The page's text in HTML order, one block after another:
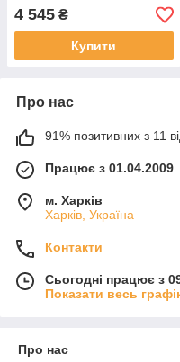
4 545 ₴
Купити
Про нас
91% позитивних з 11
Працює з 01.04.2009
м. Харків
Харків, Україна
Контакти
Сьогодні працює з
Показати весь
Про нас